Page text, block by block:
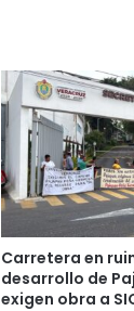
Carretera en
desarrollo de
exigen obra a